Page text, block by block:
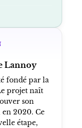
Lannoy
fondé par la
projet naît
son
2020. Ce
étape,